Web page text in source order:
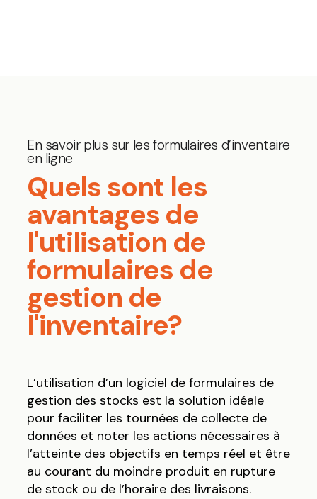
En savoir plus sur les formulaires d’inventaire
en ligne
Quels sont les
avantages de
l'utilisation de
formulaires de
gestion de
l'inventaire?
L’utilisation d’un logiciel de formulaires de
gestion des stocks est la solution idéale
pour faciliter les tournées de collecte de
données et noter les actions nécessaires à
l’atteinte des objectifs en temps réel et être
au courant du moindre produit en rupture
de stock ou de l’horaire des livraisons.